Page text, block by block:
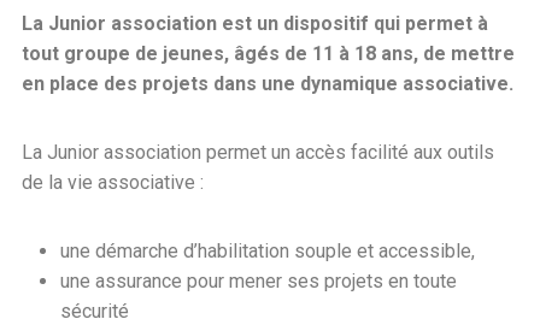
La Junior association est un dispositif qui permet à
tout groupe de jeunes, âgés de 11 à 18 ans, de mettre
en place des projets dans une dynamique associative.
La Junior association permet un accès facilité aux outils
de la vie associative :
une démarche d’habilitation souple et accessible,
une assurance pour mener ses projets en toute
sécurité